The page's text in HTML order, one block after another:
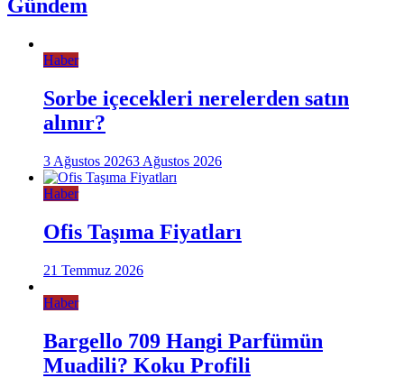
Gündem
Haber
Sorbe içecekleri nerelerden satın
alınır?
3 Ağustos 20263 Ağustos 2026
Haber
Ofis Taşıma Fiyatları
21 Temmuz 2026
Haber
Bargello 709 Hangi Parfümün
Muadili? Koku Profili